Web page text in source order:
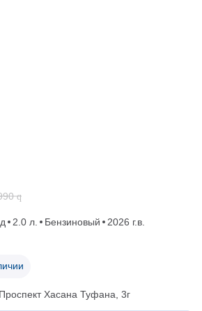
q
2.0 л. Бензиновый
2026 г.в.
Хасана Туфана, 3г